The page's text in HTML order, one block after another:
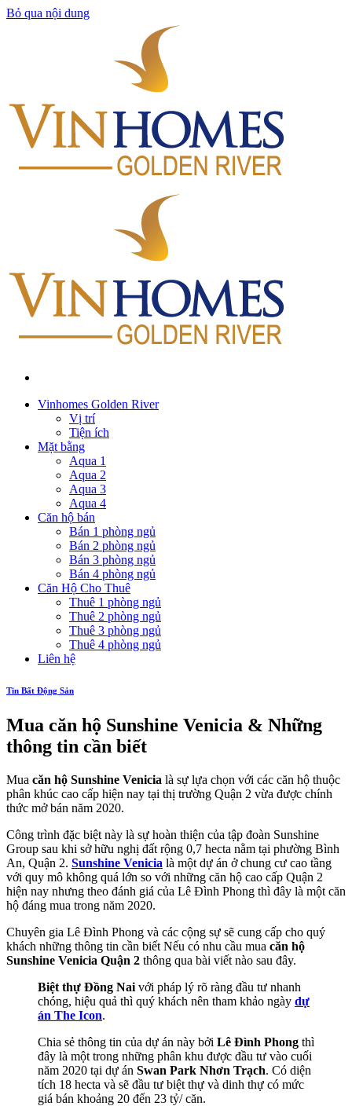
Bỏ qua nội dung
Vinhomes Golden River
Vị trí
Tiện ích
Mặt bằng
Aqua 1
Aqua 2
Aqua 3
Aqua 4
Căn hộ bán
Bán 1 phòng ngủ
Bán 2 phòng ngủ
Bán 3 phòng ngủ
Bán 4 phòng ngủ
Căn Hộ Cho Thuê
Thuê 1 phòng ngủ
Thuê 2 phòng ngủ
Thuê 3 phòng ngủ
Thuê 4 phòng ngủ
Liên hệ
Tin Bất Động Sản
Mua căn hộ Sunshine Venicia & Những
thông tin cần biết
Mua căn hộ Sunshine Venicia là sự lựa chọn với các căn hộ thuộc
phân khúc cao cấp hiện nay tại thị trường Quận 2 vừa được chính
thức mở bán năm 2020.
Công trình đặc biệt này là sự hoàn thiện của tập đoàn Sunshine
Group sau khi sở hữu nghị đất rộng 0,7 hecta nằm tại phường Bình
An, Quận 2. Sunshine Venicia là một dự án ở chung cư cao tầng
với quy mô không quá lớn so với những căn hộ cao cấp Quận 2
hiện nay nhưng theo đánh giá của Lê Đình Phong thì đây là một căn
hộ đáng mua trong năm 2020.
Chuyên gia Lê Đình Phong và các cộng sự sẽ cung cấp cho quý
khách những thông tin cần biết Nếu có nhu cầu mua căn hộ
Sunshine Venicia Quận 2 thông qua bài viết nào sau đây.
Biệt thự Đồng Nai với pháp lý rõ ràng đầu tư nhanh
chóng, hiệu quả thì quý khách nên tham khảo ngày dự
án The Icon.
Chia sẻ thông tin của dự án này bởi Lê Đình Phong thì
đây là một trong những phân khu được đầu tư vào cuối
năm 2020 tại dự án Swan Park Nhơn Trạch. Có diện
tích 18 hecta và sẽ đầu tư biệt thự và dinh thự có mức
giá bán khoảng 20 đến 23 tỷ/ căn.